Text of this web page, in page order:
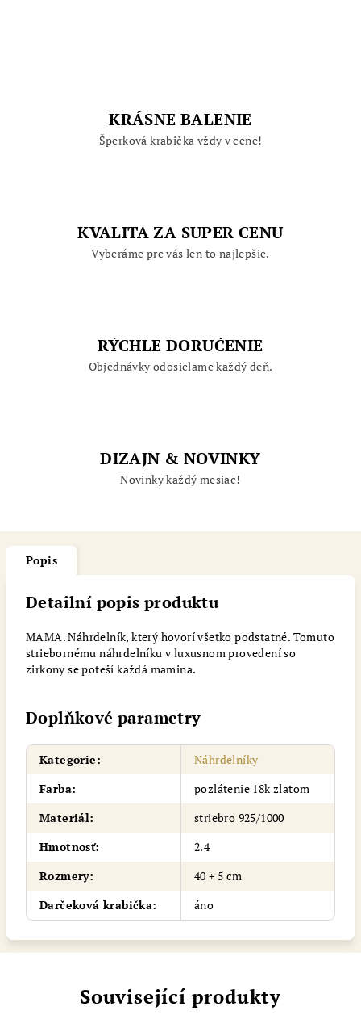
KRÁSNE BALENIE
Šperková krabička vždy v cene!
KVALITA ZA SUPER CENU
Vyberáme pre vás len to najlepšie.
RÝCHLE DORUČENIE
Objednávky odosielame každý deň.
DIZAJN & NOVINKY
Novinky každý mesiac!
Popis
Detailní popis produktu
MAMA. Náhrdelník, který hovorí všetko podstatné. Tomuto
striebornému náhrdelníku v luxusnom provedení so
zirkony se poteší každá mamina.
Doplňkové parametry
Kategorie:
Náhrdelníky
Farba:
pozlátenie 18k zlatom
Materiál:
striebro 925/1000
Hmotnosť:
2.4
Rozmery:
40 + 5 cm
Darčeková krabička: áno
Související produkty